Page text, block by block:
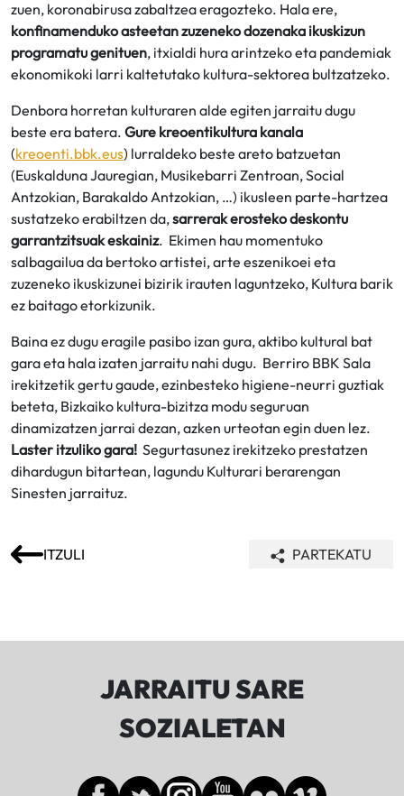
zuen, koronabirusa zabaltzea eragozteko. Hala ere,
konfinamenduko asteetan zuzeneko dozenaka ikuskizun
programatu genituen, itxialdi hura arintzeko eta pandemiak
ekonomikoki larri kaltetutako kultura-sektorea bultzatzeko.
Denbora horretan kulturaren alde egiten jarraitu dugu
beste era batera. Gure kreoentikultura kanala
(kreoenti.bbk.eus) lurraldeko beste areto batzuetan
(Euskalduna Jauregian, Musikebarri Zentroan, Social
Antzokian, Barakaldo Antzokian, …) ikusleen parte-hartzea
sustatzeko erabiltzen da,sarrerak erosteko deskontu
garrantzitsuak eskainiz. Ekimen hau momentuko
salbagailua da bertoko artistei, arte eszenikoei eta
zuzeneko ikuskizunei bizirik irauten laguntzeko, Kultura barik
ez baitago etorkizunik.
Baina ez dugu eragile pasibo izan gura, aktibo kultural bat
gara eta hala izaten jarraitu nahi dugu. Berriro BBK Sala
irekitzetik gertu gaude, ezinbesteko higiene-neurri guztiak
beteta, Bizkaiko kultura-bizitza modu seguruan
dinamizatzen jarrai dezan, azken urteotan egin duen lez.
Laster itzuliko gara! Segurtasunez irekitzeko prestatzen
dihardugun bitartean, lagundu Kulturari berarengan
Sinesten jarraituz.
ITZULI PARTEKATU
JARRAITU SARE
SOZIALETAN